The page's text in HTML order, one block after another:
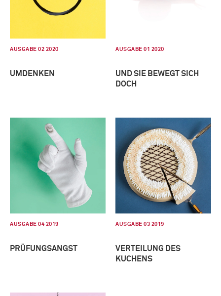
AUSGABE 02 2020
UMDENKEN
AUSGABE 01 2020
UND SIE BEWEGT SICH
DOCH
AUSGABE 04 2019
PRÜFUNGSANGST
AUSGABE 03 2019
VERTEILUNG DES
KUCHENS